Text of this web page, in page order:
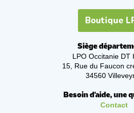
Boutique
Siège
LPO Occitanie DT
15, Rue du Faucon
34560
Besoin d'aide, une
Contact